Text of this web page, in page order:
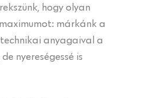
hogy olyan
márkánk a
technikai anyagaival a
nyereségessé is